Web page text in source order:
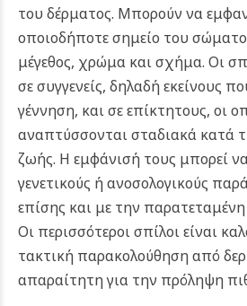
του δέρματος. Μπορούν να
οποιοδήποτε σημείο του
μέγεθος, χρώμα και σχήμα. Οι
σε συγγενείς, δηλαδή εκείνους
γέννηση, και σε επίκτητους, οι
αναπτύσσονται σταδιακά κατά
ζωής. Η εμφάνισή τους μπορεί
γενετικούς ή ανοσολογικούς
επίσης και με την παρατεταμένη
Οι περισσότεροι σπίλοι είναι
τακτική παρακολούθηση από
απαραίτητη για την πρόληψη